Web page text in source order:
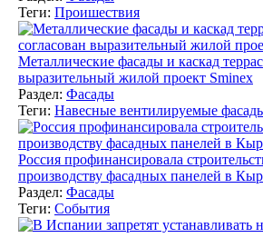
Теги: Проишествия
Металлические фасады и каскад
выразительный жилой проект Sminex
Раздел: Фасады
Теги: Навесные вентилируемые
Россия профинансировала
производству фасадных панелей в
Раздел: Фасады
Теги: События